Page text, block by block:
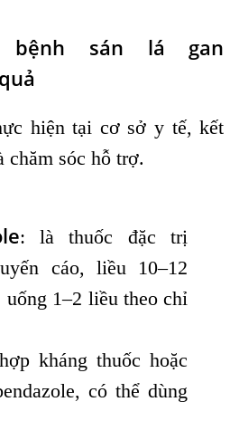
bệnh sán lá gan
hiện tại cơ sở y tế, kết
chăm sóc hỗ trợ.
: là thuốc đặc trị
cáo, liều 10–12
1–2 liều theo chỉ
kháng thuốc hoặc
có thể dùng